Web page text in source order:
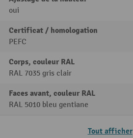
oui
Certificat / homologation
PEFC
Corps, couleur RAL
RAL 7035 gris clair
Faces avant, couleur RAL
RAL 5010 bleu gentiane
Tout afficher